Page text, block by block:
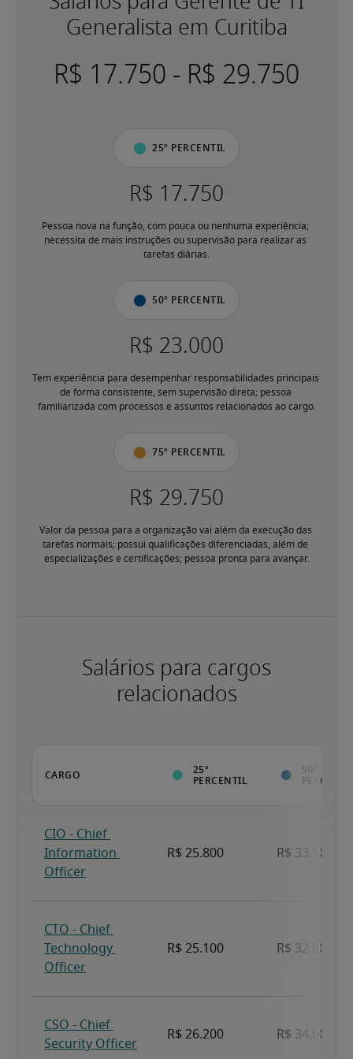
Generalista em Curitiba
-
25º percentil
Pessoa nova na função, com pouca ou nenhuma experiência;
necessita de mais instruções ou supervisão para realizar as
tarefas diárias.
50º percentil
Tem experiência para desempenhar responsabilidades principais
de forma consistente, sem supervisão direta; pessoa
familiarizada com processos e assuntos relacionados ao cargo.
75º percentil
Valor da pessoa para a organização vai além da execução das
tarefas normais; possui qualificações diferenciadas, além de
especializações e certificações; pessoa pronta para avançar.
Salários para cargos
relacionados